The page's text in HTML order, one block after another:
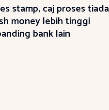
stamp, caj proses tiada
money lebih tinggi
bank lain